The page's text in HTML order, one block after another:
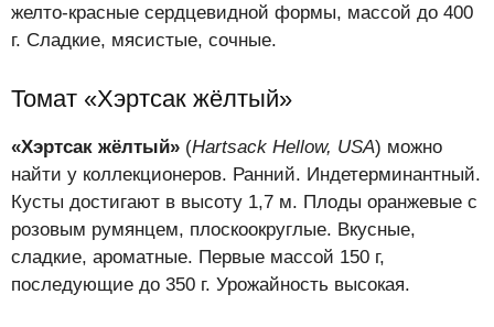
желто-красные сердцевидной формы, массой до 400
г. Сладкие, мясистые, сочные.
Томат «Хэртсак жёлтый»
«Хэртсак жёлтый» (Hartsack Нellow, USA) можно
найти у коллекционеров. Ранний. Индетерминантный.
Кусты достигают в высоту 1,7 м. Плоды оранжевые с
розовым румянцем, плоскоокруглые. Вкусные,
сладкие, ароматные. Первые массой 150 г,
последующие до 350 г. Урожайность высокая.